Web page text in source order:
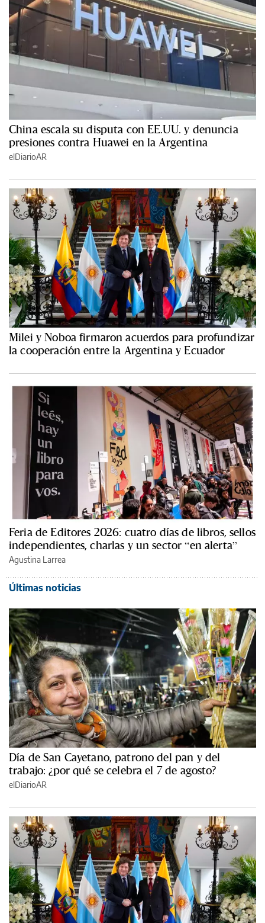
China escala su disputa con EE.UU. y denuncia
presiones contra Huawei en la Argentina
elDiarioAR
Milei y Noboa firmaron acuerdos para profundizar
la cooperación entre la Argentina y Ecuador
Feria de Editores 2026: cuatro días de libros, sellos
independientes, charlas y un sector “en alerta”
Agustina Larrea
Últimas noticias
Día de San Cayetano, patrono del pan y del
trabajo: ¿por qué se celebra el 7 de agosto?
elDiarioAR